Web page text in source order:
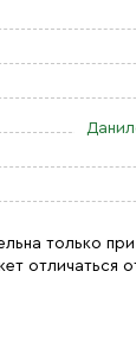
только
отличаться